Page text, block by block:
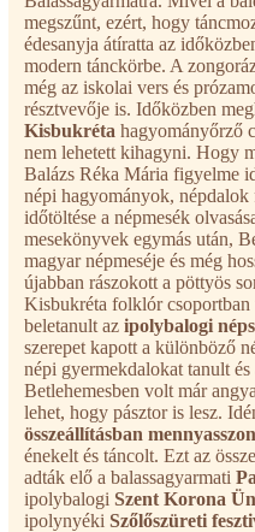
megszűnt, ezért, hogy
édesanyja átíratta az
modern tánckörbe. A
még az iskolai vers és
résztvevője is. Időközben
Kisbukréta hagyományőrző
nem lehetett kihagyni. Hogy
Balázs Réka Mária figyelme
népi hagyományok,
időtöltése a népmesék
mesekönyvek egymás után,
magyar népmeséje és még
újabban rászokott a pöttyös
Kisbukréta folklór csoportban
beletanult az ipolybalogi
szerepet kapott a különböző
népi gyermekdalokat tanult
Betlehemesben volt már
lehet, hogy pásztor is lesz.
összeállításban
énekelt és táncolt. Ezt az
adták elő a balassagyarmati
ipolybalogi Szent Korona
ipolynyéki Szőlőszüreti